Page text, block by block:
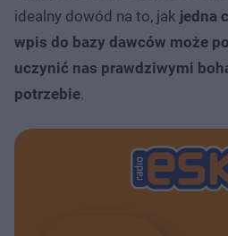
idealny dowód na to, jak jedna
wpis do bazy dawców może
uczynić nas prawdziwymi
potrzebie.